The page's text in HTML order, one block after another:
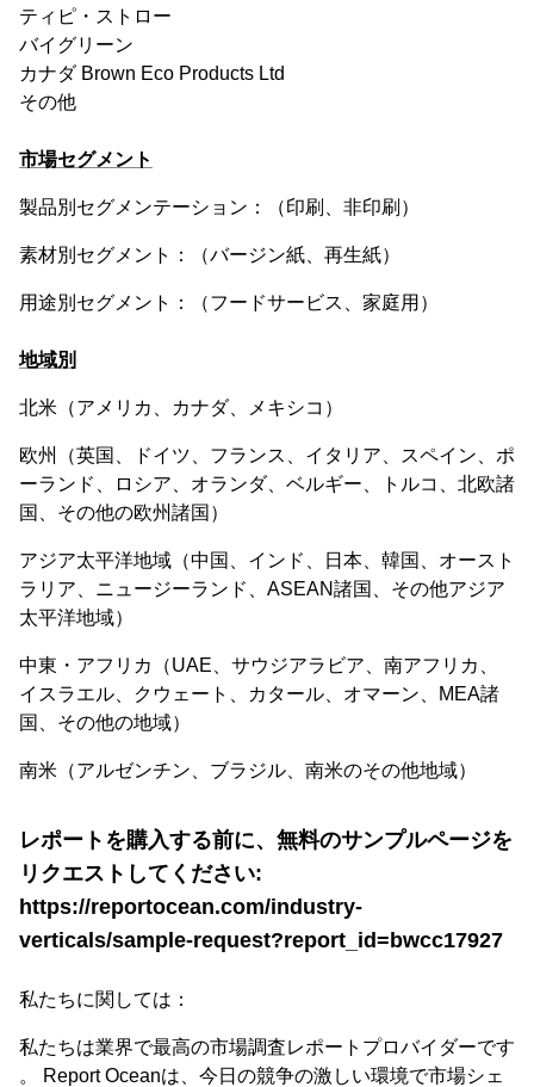
ティピ・ストロー
バイグリーン
カナダ Brown Eco Products Ltd
その他
市場セグメント
製品別セグメンテーション：（印刷、非印刷）
素材別セグメント：（バージン紙、再生紙）
用途別セグメント：（フードサービス、家庭用）
地域別
北米（アメリカ、カナダ、メキシコ）
欧州（英国、ドイツ、フランス、イタリア、スペイン、ポ
ーランド、ロシア、オランダ、ベルギー、トルコ、北欧諸
国、その他の欧州諸国）
アジア太平洋地域（中国、インド、日本、韓国、オースト
ラリア、ニュージーランド、ASEAN諸国、その他アジア
太平洋地域）
中東・アフリカ（UAE、サウジアラビア、南アフリカ、
イスラエル、クウェート、カタール、オマーン、MEA諸
国、その他の地域）
南米（アルゼンチン、ブラジル、南米のその他地域）
レポートを購入する前に、無料のサンプルページを
リクエストしてください:
https://reportocean.com/industry-
verticals/sample-request?report_id=bwcc17927
私たちに関しては：
私たちは業界で最高の市場調査レポートプロバイダーです
。 Report Oceanは、今日の競争の激しい環境で市場シェ